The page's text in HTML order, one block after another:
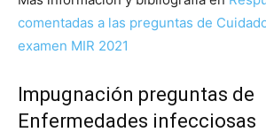
comentadas a las preguntas de
examen MIR 2021
Impugnación preguntas de
Enfermedades infecciosas